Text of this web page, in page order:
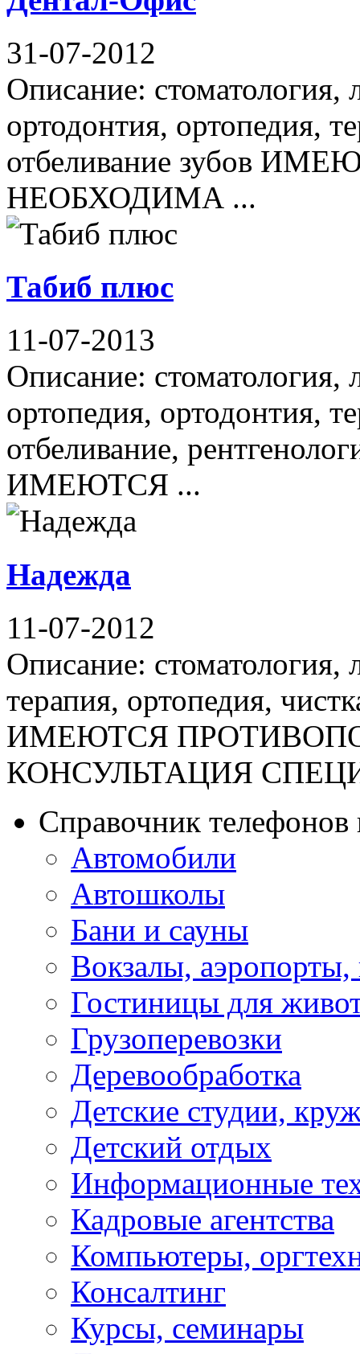
31-07-2012
Описание: стоматология,
ортодонтия, ортопедия,
отбеливание зубов
НЕОБХОДИМА ...
Табиб плюс
11-07-2013
Описание: стоматология,
ортопедия, ортодонтия,
отбеливание,
ИМЕЮТСЯ ...
Надежда
11-07-2012
Описание: стоматология,
терапия, ортопедия,
ИМЕЮТСЯ
КОНСУЛЬТАЦИЯ
Справочник
Автомобили
Автошколы
Бани и сауны
Вокзалы,
Гостиницы для
Грузоперевозки
Деревообработка
Детские студии,
Детский отдых
Информационные
Кадровые агентства
Компьютеры,
Консалтинг
Курсы, семинары